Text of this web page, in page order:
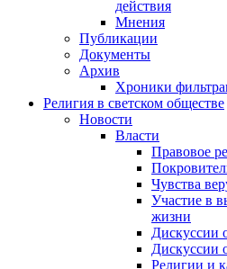
действия
Мнения
Публикации
Документы
Архив
Хроники
Религия в светском обществе
Новости
Власти
Правовое
Чувства
Участие в
жизни
Дискуссии
Дискуссии
Религии и